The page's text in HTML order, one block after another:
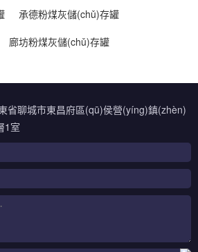
承德粉煤灰儲(chǔ)存罐
廊坊粉煤灰儲(chǔ)存罐
省聊城市東昌府區(qū)侯營(yíng)鎮(zhèn)
1室